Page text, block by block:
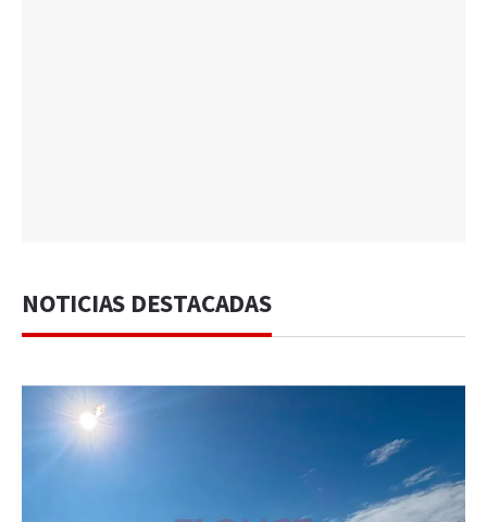
NOTICIAS DESTACADAS